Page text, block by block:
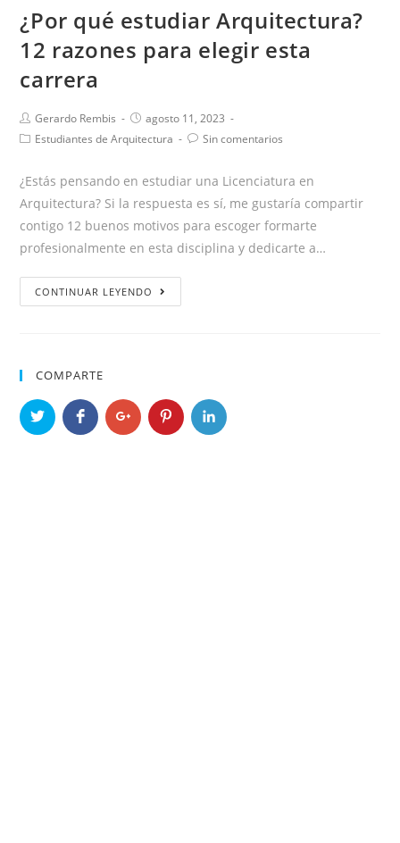
¿Por qué estudiar Arquitectura?
12 razones para elegir esta
carrera
Gerardo Rembis
agosto 11, 2023
Estudiantes de Arquitectura
Sin comentarios
¿Estás pensando en estudiar una Licenciatura en
Arquitectura? Si la respuesta es sí, me gustaría compartir
contigo 12 buenos motivos para escoger formarte
profesionalmente en esta disciplina y dedicarte a…
CONTINUAR LEYENDO
COMPARTE